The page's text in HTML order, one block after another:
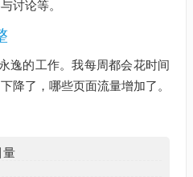
讨论等。
逸的工作。我每周都会花时间
降了，哪些页面流量增加了。
量